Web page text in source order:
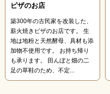
ピザのお店
築300年の古民家を改装した、
薪火焼きピザのお店です。 生
地は地粉と天然酵母、具材も添
加物不使用です。 お持ち帰り
も承ります。 田んぼと畑の二
足の草鞋のため、不定...